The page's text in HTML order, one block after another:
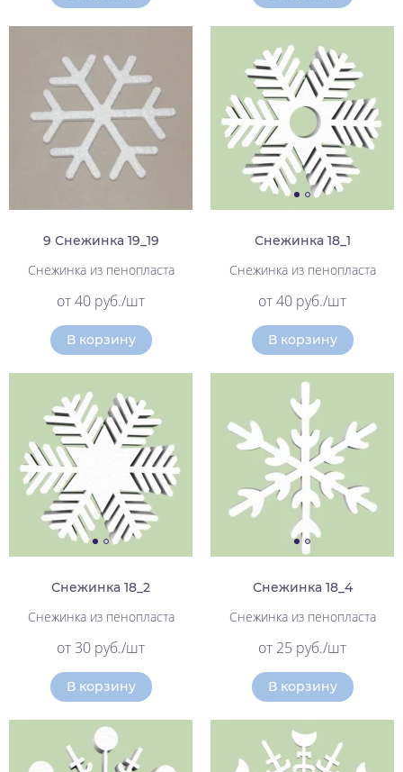
9 Снежинка 19_19
Снежинка из пенопласта
от 40 руб./шт
В корзину
Снежинка 18_1
Снежинка из пенопласта
от 40 руб./шт
В корзину
Снежинка 18_2
Снежинка из пенопласта
от 30 руб./шт
В корзину
Снежинка 18_4
Снежинка из пенопласта
от 25 руб./шт
В корзину